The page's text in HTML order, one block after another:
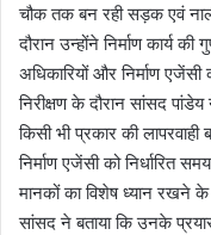
चौक तक बन रही सड़क एवं
दौरान उन्होंने निर्माण कार्य
अधिकारियों और निर्माण
निरीक्षण के दौरान सांसद पांडेय
किसी भी प्रकार की लापरवाही
निर्माण एजेंसी को निर्धारित
मानकों का विशेष ध्यान रखने के
सांसद ने बताया कि उनके